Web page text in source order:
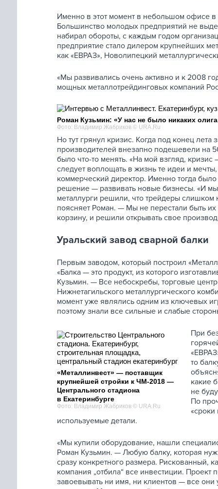
Именно в этот момент в небольшом офисе в
Большинство молодых предприятий не
набирал обороты, с каждым годом
предприятие стало дилером крупнейших
как «ЕВРАЗ», Новолипецкий
«Мы развивались очень активно и к 2008
мощных металлотрейдинговых компаний
Роман Кузьмин: «У нас не было никаких
Фото: Владимир Жабриков © URA.Ru
Но тут грянул кризис. Когда под конец
производителей внезапно подешевели на
было что-то менять. «На мой взгляд,
следует воплощать в жизнь те идеи и
коммерческий директор. Именно тогда
решение — развивать новые бизнесы. «И
металлурги решили, что трейдеры
поясняет Роман. — Мы не перестали быть
корзину, и решили открывать свое
Уральский завод сварной балки
Первым заводом, который построил
«Балка — это продукт, из которого
Кузьмин. — Все небоскребы, торговые
Нижнетагильского металлургического
момент уже являлись одним из ключевых
поэтому знали все сильные и слабые
«Металлинвест» — поставщик
крупнейшей стройки к ЧМ-2018 —
Центрального стадиона
в Екатеринбурге
Фото: Владимир Жабриков © URA.Ru
При
то
какие
не
По
«сроки
используемые детали.
«Мы купили оборудование, нашли
Роман Кузьмин. — Любую балку, которая
сразу конкретного размера. Рискованный,
компания „отбила“ все инвестиции.
завоевывать ни имя, ни клиентов — все